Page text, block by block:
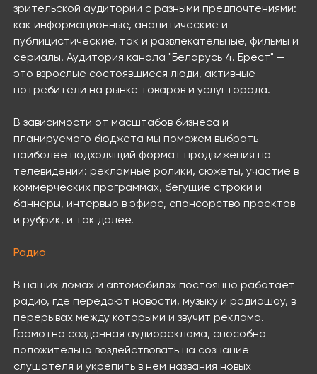
зрительской аудитории с разными предпочтениями:
как информационные, аналитические и
публицистические, так и развлекательные, фильмы и
сериалы. Аудитория канала "Беларусь 4. Брест" —
это взрослые состоявшиеся люди, активные
потребители на рынке товаров и услуг города.
В зависимости от масштабов бизнеса и
планируемого бюджета мы поможем выбрать
наиболее подходящий формат продвижения на
телевидении: рекламные ролики, сюжеты, участие в
коммерческих программах, бегущие строки и
баннеры, интервью в эфире, спонсорство проектов
и рубрик, и так далее.
Радио
В наших домах и автомобилях постоянно работает
радио, где передают новости, музыку и радиошоу, в
перерывах между которыми и звучит реклама.
Грамотно созданная аудиореклама, способна
положительно воздействовать на сознание
слушателя и укрепить в нем названия новых